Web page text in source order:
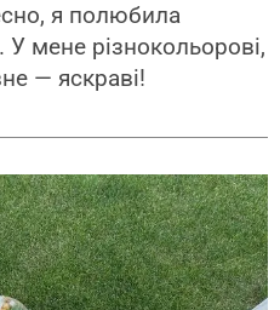
я полюбила
мене різнокольорові,
— яскраві!